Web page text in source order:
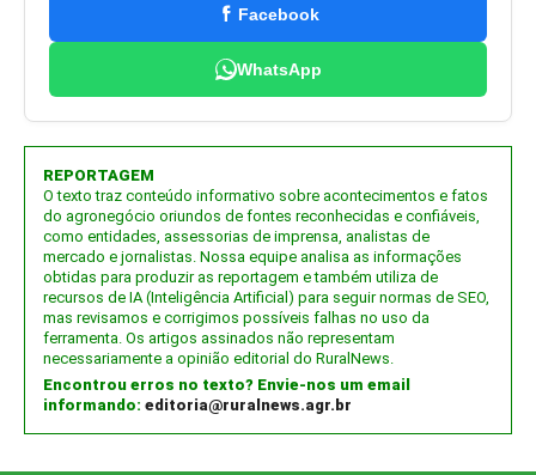
Facebook
WhatsApp
REPORTAGEM
O texto traz conteúdo informativo sobre acontecimentos e fatos
do agronegócio oriundos de fontes reconhecidas e confiáveis,
como entidades, assessorias de imprensa, analistas de
mercado e jornalistas. Nossa equipe analisa as informações
obtidas para produzir as reportagem e também utiliza de
recursos de IA (Inteligência Artificial) para seguir normas de SEO,
mas revisamos e corrigimos possíveis falhas no uso da
ferramenta. Os artigos assinados não representam
necessariamente a opinião editorial do RuralNews.
Encontrou erros no texto? Envie-nos um email
informando: editoria@ruralnews.agr.br